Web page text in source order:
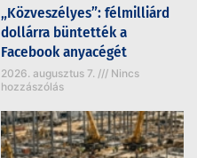
„Közveszélyes”: félmilliárd
dollárra büntették a
Facebook anyacégét
2026. augusztus 7.
Nincs
hozzászólás